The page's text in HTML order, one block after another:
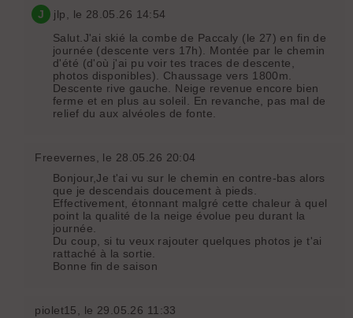
J jlp
, le 28.05.26 14:54
Salut.J'ai skié la combe de Paccaly (le 27) en fin de
journée (descente vers 17h). Montée par le chemin
d'été (d'où j'ai pu voir tes traces de descente,
photos disponibles). Chaussage vers 1800m.
Descente rive gauche. Neige revenue encore bien
ferme et en plus au soleil. En revanche, pas mal de
relief du aux alvéoles de fonte.
Freevernes
, le 28.05.26 20:04
Bonjour,Je t'ai vu sur le chemin en contre-bas alors
que je descendais doucement à pieds.
Effectivement, étonnant malgré cette chaleur à quel
point la qualité de la neige évolue peu durant la
journée.
Du coup, si tu veux rajouter quelques photos je t'ai
rattaché à la sortie.
Bonne fin de saison
piolet15
, le 29.05.26 11:33